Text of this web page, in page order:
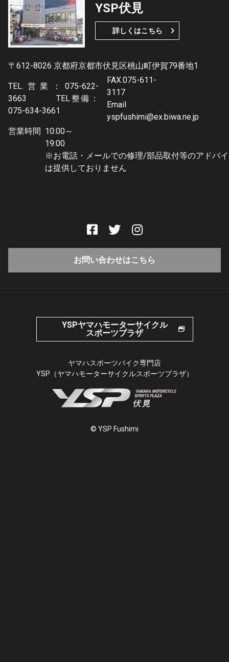
YSP伏見
詳しくはこちら
〒612-8026 京都府京都市伏見区桃山町伊賀79番地1
TEL.営業：075-622-
3663 TEL整備：
075-634-3661
FAX.075-611-
3117
Email
yspfushimi@ex.biwa.ne.jp
営業時間 10:00～
※お電話・メールでの修理/部品取付等のアドバ
は提供しておりません
お問い合わせはこちら
YSPヤマハモーターサイクル
スポーツプラザ
ヤマハスポーツバイク専門店
YSP（ヤマハモーターサイクルスポーツプラザ）
© YSP Fushimi